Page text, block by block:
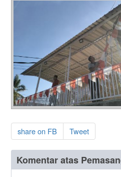
share on FB Tweet
Komentar atas